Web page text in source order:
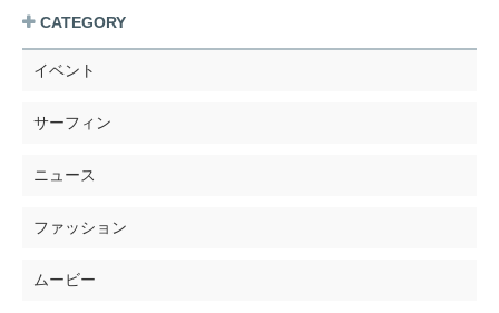
CATEGORY
イベント
サーフィン
ニュース
ファッション
ムービー